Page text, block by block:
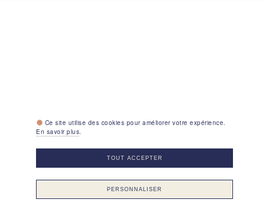
Ce site utilise des cookies pour améliorer votre expérience.
En savoir plus.
TOUT ACCEPTER
PERSONNALISER